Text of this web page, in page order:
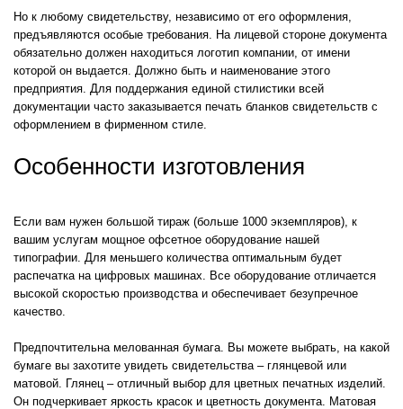
Но к любому свидетельству, независимо от его оформления,
предъявляются особые требования. На лицевой стороне документа
обязательно должен находиться логотип компании, от имени
которой он выдается. Должно быть и наименование этого
предприятия. Для поддержания единой стилистики всей
документации часто заказывается печать бланков свидетельств с
оформлением в фирменном стиле.
Особенности изготовления
Если вам нужен большой тираж (больше 1000 экземпляров), к
вашим услугам мощное офсетное оборудование нашей
типографии. Для меньшего количества оптимальным будет
распечатка на цифровых машинах. Все оборудование отличается
высокой скоростью производства и обеспечивает безупречное
качество.
Предпочтительна мелованная бумага. Вы можете выбрать, на какой
бумаге вы захотите увидеть свидетельства – глянцевой или
матовой. Глянец – отличный выбор для цветных печатных изделий.
Он подчеркивает яркость красок и цветность документа. Матовая